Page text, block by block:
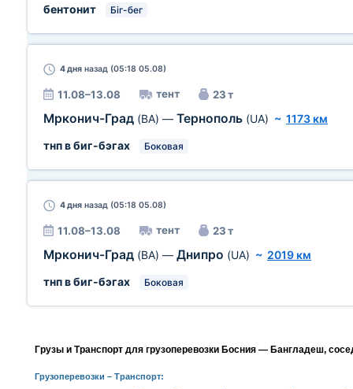
бентонит
Біг-бег
4 дня назад (05:18 05.08)
11.08–13.08 тент 23 т
Мрконич-Град (BA) — Тернополь (UA) ~ 1173 км
тнп в биг-бэгах
Боковая
4 дня назад (05:18 05.08)
11.08–13.08 тент 23 т
Мрконич-Град (BA) — Днипро (UA) ~ 2019 км
тнп в биг-бэгах
Боковая
Грузы и Транспорт для грузоперевозки Босния — Бангладеш,
Грузоперевозки – Транспорт: